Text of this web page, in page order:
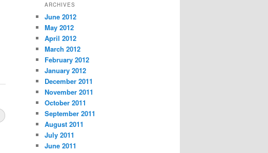
ARCHIVES
June 2012
May 2012
April 2012
March 2012
February 2012
January 2012
December 2011
November 2011
October 2011
September 2011
August 2011
July 2011
June 2011